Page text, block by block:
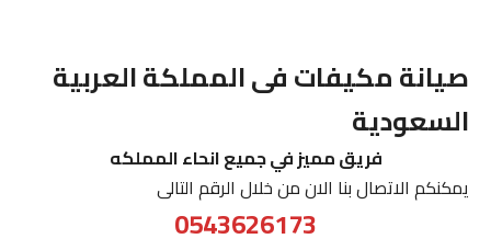
صيانة مكيفات فى المملكة العربية
السعودية
فريق مميز في جميع انحاء المملكه
يمكنكم الاتصال بنا الان من خلال الرقم التالى
0543626173